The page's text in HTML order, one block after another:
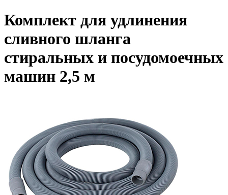
Комплект для удлинения
сливного шланга
стиральных и посудомоечных
машин 2,5 м